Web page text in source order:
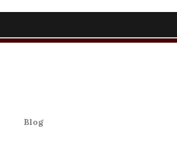
Blog